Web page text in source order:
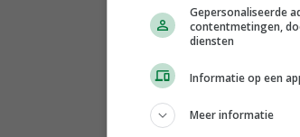
Gepersonaliseerde
contentmetingen,
diensten
Informatie op een
Meer informatie